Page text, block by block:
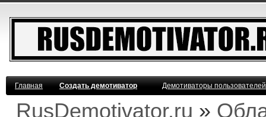
Главная Создать демотиватор Демотиваторы
RusDemotivator.ru »